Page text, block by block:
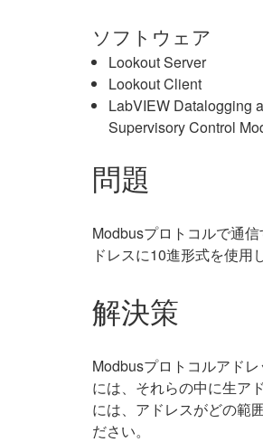
ソフトウェア
Lookout Server
Lookout Client
LabVIEW Datalogging
Supervisory Control
問題
Modbusプロトコルで通
ドレスに10進形式を使用
解決策
Modbusプロトコルアド
には、それらの中に生ア
には、アドレスがどの範
ださい。